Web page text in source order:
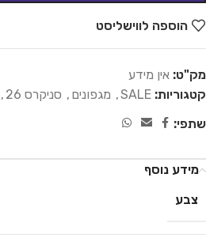
הוספה לווישליסט
מק"ט: אין מידע
קטגוריות: SALE
, מגפונים , סניקרס 26 ,
שתפי:
מידע נוסף
צבע